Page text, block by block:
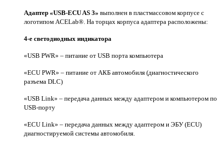
Адаптер «USB-ECU AS 3» выполнен в пластмассовом корпусе с
логотипом ACELab®. На торцах корпуса адаптера расположены:
4-е светодиодных индикатора
«USB PWR» – питание от USB порта компьютера
«ECU PWR» – питание от АКБ автомобиля (диагностического
разъема DLC)
«USB Link» – передача данных между адаптером и компьютером по
USB-порту
«ECU Link» – передача данных между адаптером и ЭБУ (ECU)
диагностируемой системы автомобиля.